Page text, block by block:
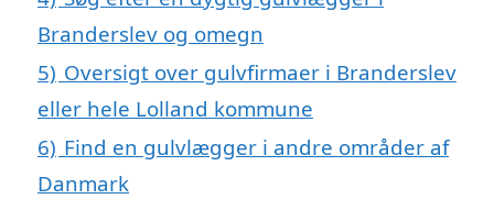
Branderslev og omegn
5) Oversigt over gulvfirmaer i Branderslev
eller hele Lolland kommune
6) Find en gulvlægger i andre områder af
Danmark